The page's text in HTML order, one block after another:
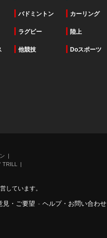
バドミントン カーリング
ラグビー 陸上
他競技 Doスポーツ
TRILL
しています。
見・ご要望 - ヘルプ・お問い合わせ